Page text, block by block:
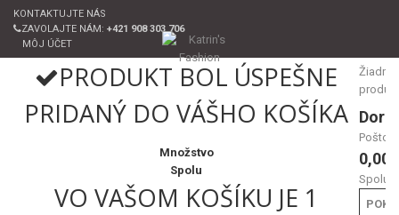
KONTAKTUJTE NÁS
ZAVOLAJTE NÁM: +421 908 303 706
MÔJ ÚČET
Žiadne
0,00
Spolu
PRODUKT BOL ÚSPEŠNE
PRIDANÝ DO VÁŠHO KOŠÍKA
Množstvo
Spolu
VO VAŠOM KOŠÍKU JE 1